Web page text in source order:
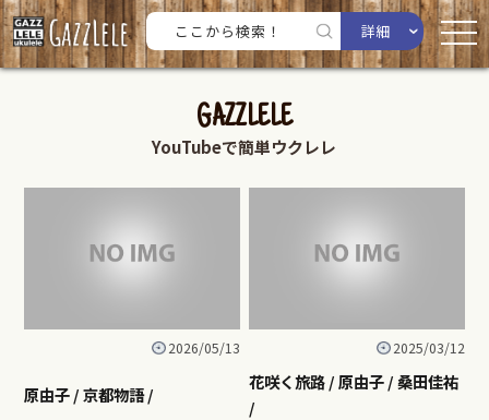
詳細
GAZZLELE
YouTubeで簡単ウクレレ
2026/05/13
原由子 / 京都物語 /
2025/03/12
花咲く旅路 / 原由子 / 桑田佳祐
/